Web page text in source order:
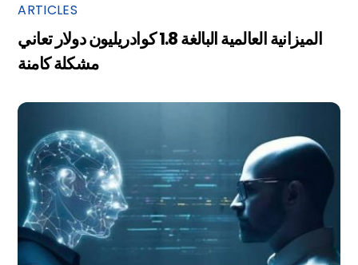
ARTICLES
الميزانية العالمية البالغة 1.8 كوادريليون دولار تعاني
مشكلة كامنة